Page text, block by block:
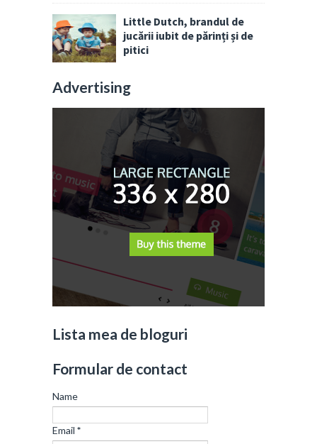
Little Dutch, brandul de
jucării iubit de părinți și de
pitici
Advertising
Lista mea de bloguri
Formular de contact
Name
Email *